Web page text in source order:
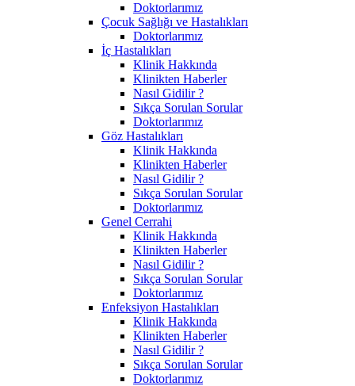
Doktorlarımız
Çocuk Sağlığı ve Hastalıkları
Doktorlarımız
İç Hastalıkları
Klinik Hakkında
Klinikten Haberler
Nasıl Gidilir ?
Sıkça Sorulan Sorular
Doktorlarımız
Göz Hastalıkları
Klinik Hakkında
Klinikten Haberler
Nasıl Gidilir ?
Sıkça Sorulan Sorular
Doktorlarımız
Genel Cerrahi
Klinik Hakkında
Klinikten Haberler
Nasıl Gidilir ?
Sıkça Sorulan Sorular
Doktorlarımız
Enfeksiyon Hastalıkları
Klinik Hakkında
Klinikten Haberler
Nasıl Gidilir ?
Sıkça Sorulan Sorular
Doktorlarımız